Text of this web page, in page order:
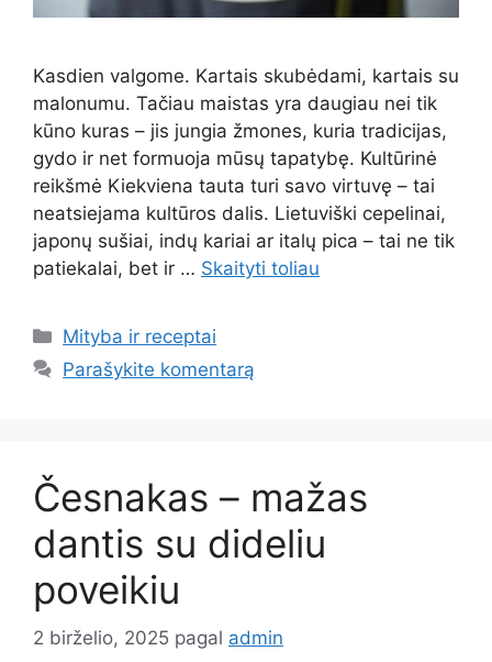
Kasdien valgome. Kartais skubėdami, kartais su
malonumu. Tačiau maistas yra daugiau nei tik
kūno kuras – jis jungia žmones, kuria tradicijas,
gydo ir net formuoja mūsų tapatybę. Kultūrinė
reikšmė Kiekviena tauta turi savo virtuvę – tai
neatsiejama kultūros dalis. Lietuviški cepelinai,
japonų sušiai, indų kariai ar italų pica – tai ne tik
patiekalai, bet ir … Skaityti toliau
Kategorijos
Mityba ir receptai
Parašykite komentarą
Česnakas – mažas
dantis su dideliu
poveikiu
2 birželio, 2025 pagal admin